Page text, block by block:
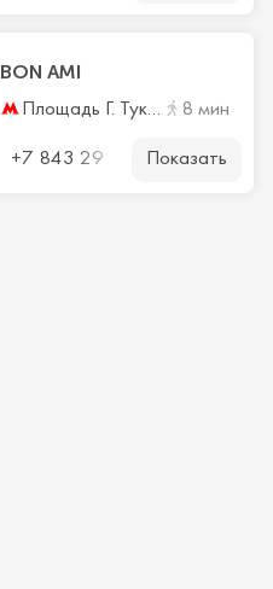
BON AMI
8 мин
Площадь Г. Тукая
+7 843 29 Показать